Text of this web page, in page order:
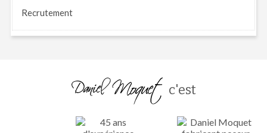
Recrutement
c'est